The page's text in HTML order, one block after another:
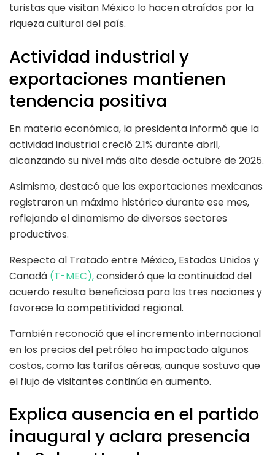
turistas que visitan México lo hacen atraídos por la
riqueza cultural del país.
Actividad industrial y
exportaciones mantienen
tendencia positiva
En materia económica, la presidenta informó que la
actividad industrial creció 2.1% durante abril,
alcanzando su nivel más alto desde octubre de 2025.
Asimismo, destacó que las exportaciones mexicanas
registraron un máximo histórico durante ese mes,
reflejando el dinamismo de diversos sectores
productivos.
Respecto al Tratado entre México, Estados Unidos y
Canadá (T-MEC),consideró que la continuidad del
acuerdo resulta beneficiosa para las tres naciones y
favorece la competitividad regional.
También reconoció que el incremento internacional
en los precios del petróleo ha impactado algunos
costos, como las tarifas aéreas, aunque sostuvo que
el flujo de visitantes continúa en aumento.
Explica ausencia en el partido
inaugural y aclara presencia